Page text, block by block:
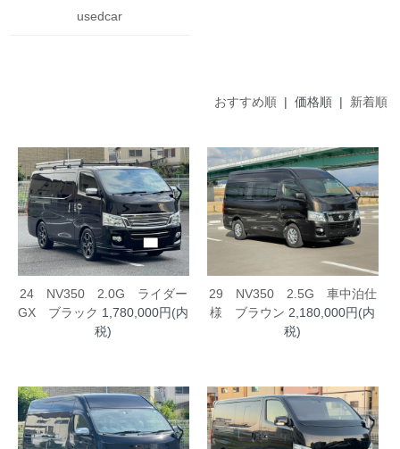
usedcar
おすすめ順| 価格順 | 新着順
24 NV350 2.0G ライダー
GX ブラック 1,780,000円(内
税)
29 NV350 2.5G 車中泊仕
様 ブラウン 2,180,000円(内
税)